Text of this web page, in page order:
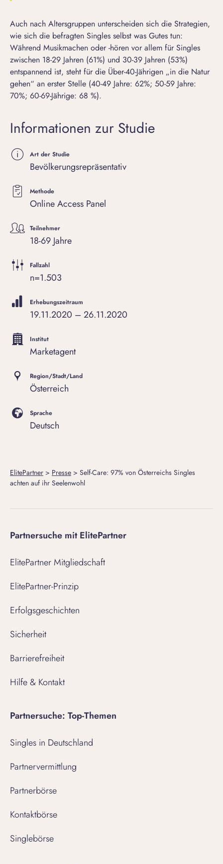
Auch nach Altersgruppen unterscheiden sich die Strategien,
wie sich die befragten Singles selbst was Gutes tun:
Während Musikmachen oder -hören vor allem für Singles
zwischen 18-29 Jahren (61%) und 30-39 Jahren (53%)
entspannend ist, steht für die Über-40-Jährigen „in die Natur
gehen“ an erster Stelle (40-49 Jahre: 62%; 50-59 Jahre:
70%; 60-69-Jährige: 68 %).
Informationen zur Studie
Art der Studie
Bevölkerungsrepräsentativ
Methode
Online Access Panel
Teilnehmer
18-69 Jahre
Fallzahl
n=1.503
Erhebungszeitraum
19.11.2020 – 26.11.2020
Institut
Marketagent
Region/Stadt/Land
Österreich
Sprache
Deutsch
ElitePartner > Presse > Self-Care: 97% von Österreichs Singles
achten auf ihr Seelenwohl
Partnersuche mit ElitePartner
ElitePartner Mitgliedschaft
ElitePartner-Prinzip
Erfolgsgeschichten
Sicherheit
Barrierefreiheit
Hilfe & Kontakt
Partnersuche: Top-Themen
Singles in Deutschland
Partnervermittlung
Partnerbörse
Kontaktbörse
Singlebörse